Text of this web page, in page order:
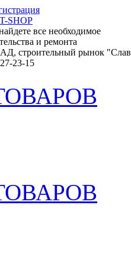
все необходимое
и ремонта
строительный рынок
23-15